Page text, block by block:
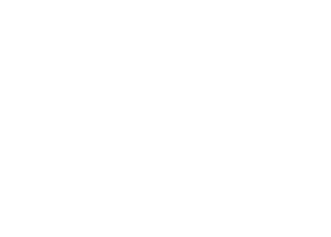
疑問，請聯繫「AFTEE先享後
「AFTEE先享後付」服務完成之
資料，並將交易相關給付款項請
址：
人或監護人之同意方可使用
引起之損失，本公司不負相關責